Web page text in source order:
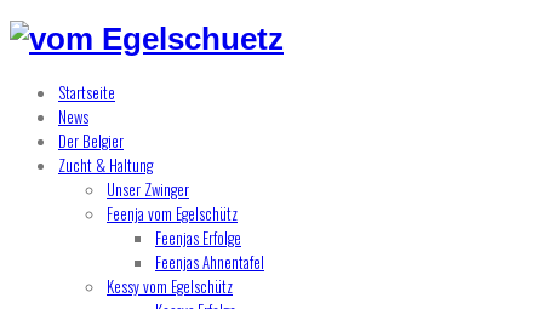
Startseite
News
Der Belgier
Zucht & Haltung
Unser Zwinger
Feenja vom Egelschütz
Feenjas Erfolge
Feenjas Ahnentafel
Kessy vom Egelschütz